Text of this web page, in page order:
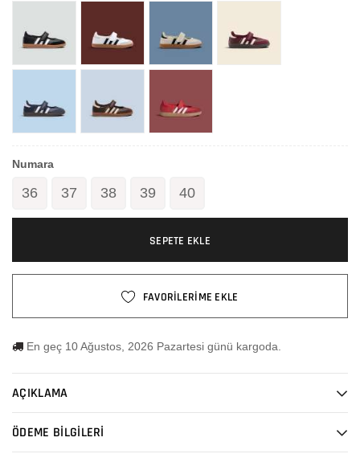
Numara
36 37 38 39 40
SEPETE EKLE
FAVORİLERİME EKLE
En geç 10 Ağustos, 2026 Pazartesi günü kargoda.
AÇIKLAMA
ÖDEME BİLGİLERİ